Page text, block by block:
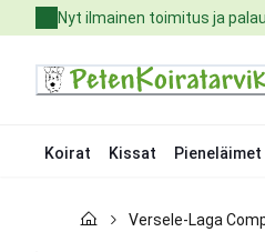
to
Nyt ilmainen toimitus ja
Koirat Kissat Pieneläimet
Kissat
Versele-Laga